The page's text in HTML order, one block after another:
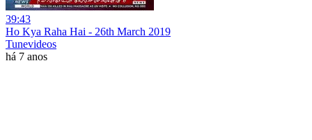
39:43
Ho Kya Raha Hai - 26th March 2019
Tunevideos
há 7 anos